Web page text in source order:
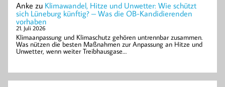
Anke zu Klimawandel, Hitze und Unwetter: Wie schützt
sich Lüneburg künftig? – Was die OB-Kandidierenden
vorhaben
21. Juli 2026
Klimaanpassung und Klimaschutz gehören untrennbar zusammen.
Was nützen die besten Maßnahmen zur Anpassung an Hitze und
Unwetter, wenn weiter Treibhausgase…